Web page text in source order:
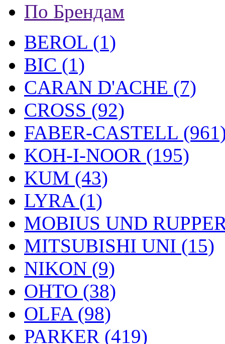
По Брендам
BEROL (1)
BIC (1)
CARAN D'ACHE (7)
CROSS (92)
FABER-CASTELL
KOH-I-NOOR (195)
KUM (43)
LYRA (1)
MOBIUS UND
MITSUBISHI UNI (15)
NIKON (9)
OHTO (38)
OLFA (98)
PARKER (419)